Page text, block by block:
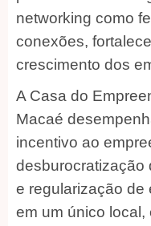
networking como
conexões,
crescimento dos
A Casa do
Macaé
incentivo ao
desburocratização
e regularização de
em um único